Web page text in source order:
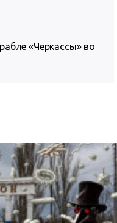
«Черкассы» во